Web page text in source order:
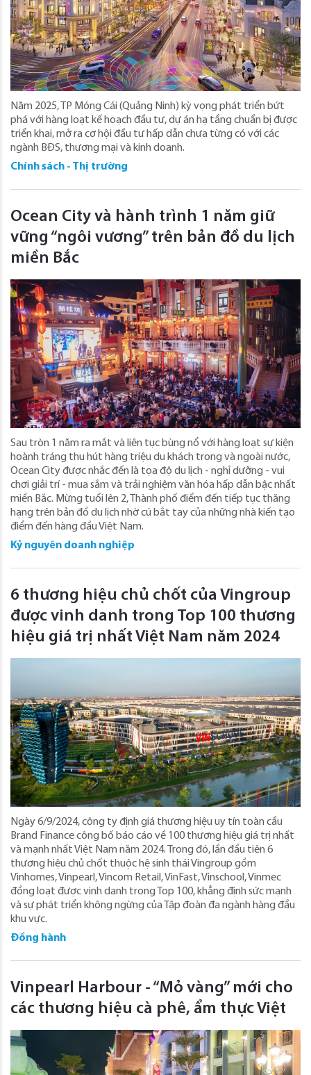
Năm 2025, TP Móng Cái (Quảng Ninh) kỳ vọng phát triển bứt
phá với hàng loạt kế hoạch đầu tư, dự án hạ tầng chuẩn bị được
triển khai, mở ra cơ hội đầu tư hấp dẫn chưa từng có với các
ngành BĐS, thương mại và kinh doanh.
Chính sách - Thị trường
Ocean City và hành trình 1 năm giữ
vững “ngôi vương” trên bản đồ du lịch
miền Bắc
Sau tròn 1 năm ra mắt và liên tục bùng nổ với hàng loạt sự kiện
hoành tráng thu hút hàng triệu du khách trong và ngoài nước,
Ocean City được nhắc đến là tọa độ du lịch - nghỉ dưỡng - vui
chơi giải trí - mua sắm và trải nghiệm văn hóa hấp dẫn bậc nhất
miền Bắc. Mừng tuổi lên 2, Thành phố điểm đến tiếp tục thăng
hạng trên bản đồ du lịch nhờ cú bắt tay của những nhà kiến tạo
điểm đến hàng đầu Việt Nam.
Kỷ nguyên doanh nghiệp
6 thương hiệu chủ chốt của Vingroup
được vinh danh trong Top 100 thương
hiệu giá trị nhất Việt Nam năm 2024
Ngày 6/9/2024, công ty định giá thương hiệu uy tín toàn cầu
Brand Finance công bố báo cáo về 100 thương hiệu giá trị nhất
và mạnh nhất Việt Nam năm 2024. Trong đó, lần đầu tiên 6
thương hiệu chủ chốt thuộc hệ sinh thái Vingroup gồm
Vinhomes, Vinpearl, Vincom Retail, VinFast, Vinschool, Vinmec
đồng loạt được vinh danh trong Top 100, khẳng định sức mạnh
và sự phát triển không ngừng của Tập đoàn đa ngành hàng đầu
khu vực.
Đồng hành
Vinpearl Harbour - “Mỏ vàng” mới cho
các thương hiệu cà phê, ẩm thực Việt